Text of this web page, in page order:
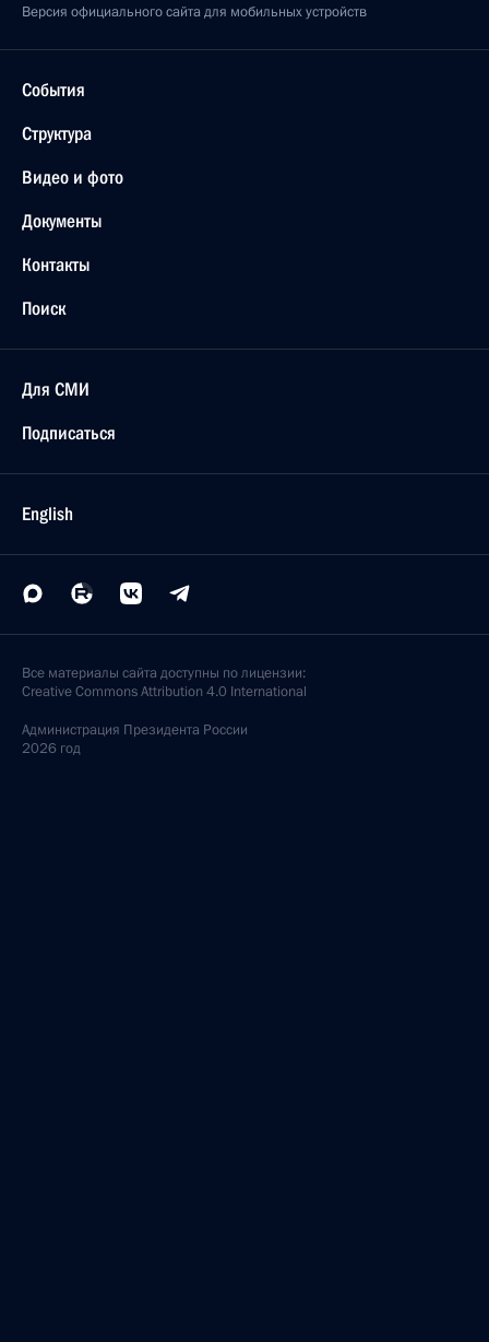
Версия официального сайта для мобильных устройств
События
Структура
Видео и фото
Документы
Контакты
Поиск
Для СМИ
Подписаться
English
Все материалы сайта доступны по лицензии:
Creative Commons Attribution 4.0 International
Администрация Президента России
2026 год